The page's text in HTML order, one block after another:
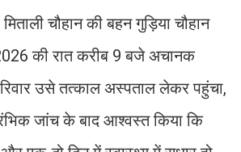
चौहान की बहन गुड़िया चौहान
की रात करीब 9 बजे अचानक
उसे तत्काल अस्पताल लेकर पहुंचा,
जांच के बाद आश्वस्त किया कि